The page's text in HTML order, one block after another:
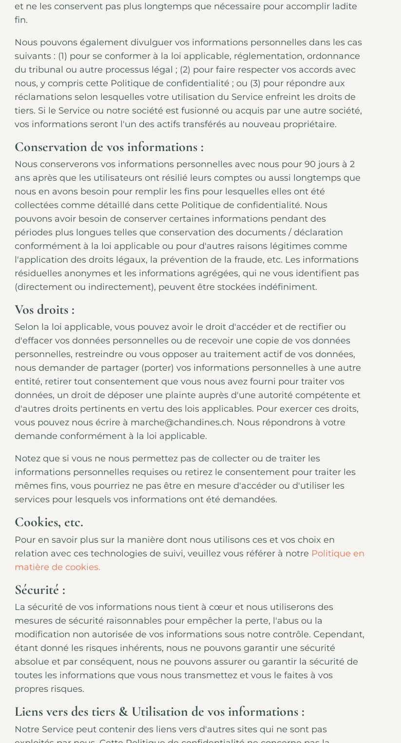
et ne les conservent pas plus longtemps que nécessaire pour accomplir ladite
fin.
Nous pouvons également divulguer vos informations personnelles dans les cas
suivants : (1) pour se conformer à la loi applicable, réglementation, ordonnance
du tribunal ou autre processus légal ; (2) pour faire respecter vos accords avec
nous, y compris cette Politique de confidentialité ; ou (3) pour répondre aux
réclamations selon lesquelles votre utilisation du Service enfreint les droits de
tiers. Si le Service ou notre société est fusionné ou acquis par une autre société,
vos informations seront l'un des actifs transférés au nouveau propriétaire.
Conservation de vos informations :
Nous conserverons vos informations personnelles avec nous pour 90 jours à 2
ans après que les utilisateurs ont résilié leurs comptes ou aussi longtemps que
nous en avons besoin pour remplir les fins pour lesquelles elles ont été
collectées comme détaillé dans cette Politique de confidentialité. Nous
pouvons avoir besoin de conserver certaines informations pendant des
périodes plus longues telles que conservation des documents / déclaration
conformément à la loi applicable ou pour d'autres raisons légitimes comme
l'application des droits légaux, la prévention de la fraude, etc. Les informations
résiduelles anonymes et les informations agrégées, qui ne vous identifient pas
(directement ou indirectement), peuvent être stockées indéfiniment.
Vos droits :
Selon la loi applicable, vous pouvez avoir le droit d'accéder et de rectifier ou
d'effacer vos données personnelles ou de recevoir une copie de vos données
personnelles, restreindre ou vous opposer au traitement actif de vos données,
nous demander de partager (porter) vos informations personnelles à une autre
entité, retirer tout consentement que vous nous avez fourni pour traiter vos
données, un droit de déposer une plainte auprès d'une autorité compétente et
d'autres droits pertinents en vertu des lois applicables. Pour exercer ces droits,
vous pouvez nous écrire à marche@chandines.ch. Nous répondrons à votre
demande conformément à la loi applicable.
Notez que si vous ne nous permettez pas de collecter ou de traiter les
informations personnelles requises ou retirez le consentement pour traiter les
mêmes fins, vous pourriez ne pas être en mesure d'accéder ou d'utiliser les
services pour lesquels vos informations ont été demandées.
Cookies, etc.
Pour en savoir plus sur la manière dont nous utilisons ces et vos choix en
relation avec ces technologies de suivi, veuillez vous référer à notre Politique en
matière de cookies.
Sécurité :
La sécurité de vos informations nous tient à cœur et nous utiliserons des
mesures de sécurité raisonnables pour empêcher la perte, l'abus ou la
modification non autorisée de vos informations sous notre contrôle. Cependant,
étant donné les risques inhérents, nous ne pouvons garantir une sécurité
absolue et par conséquent, nous ne pouvons assurer ou garantir la sécurité de
toutes les informations que vous nous transmettez et vous le faites à vos
propres risques.
Liens vers des tiers & Utilisation de vos informations :
Notre Service peut contenir des liens vers d'autres sites qui ne sont pas